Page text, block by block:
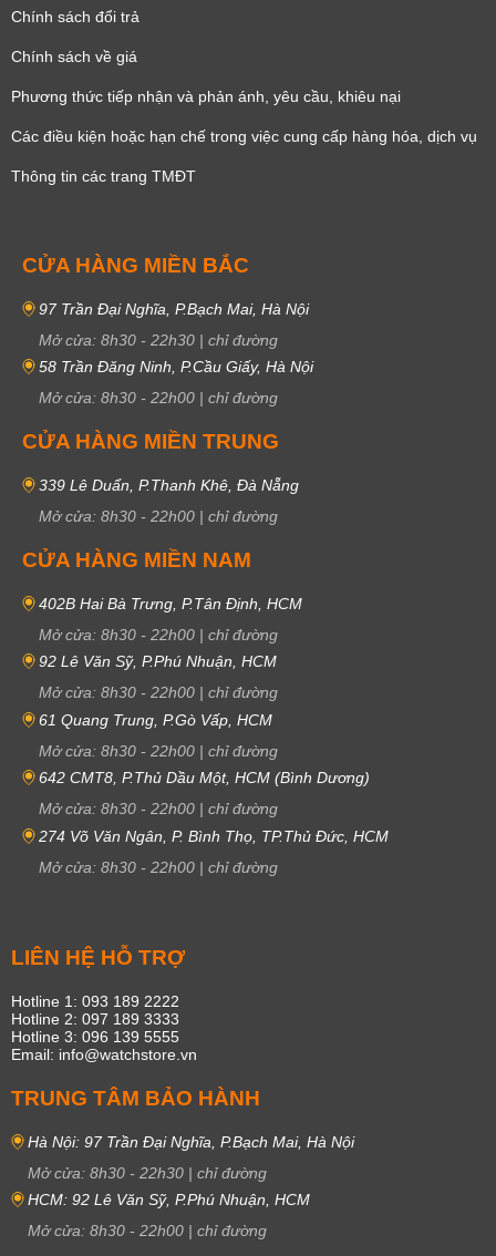
Chính sách đổi trả
Chính sách về giá
Phương thức tiếp nhận và phản ánh, yêu cầu, khiêu nại
Các điều kiện hoặc hạn chế trong việc cung cấp hàng hóa, dịch vụ
Thông tin các trang TMĐT
CỬA HÀNG MIỀN BẮC
97 Trần Đại Nghĩa, P.Bạch Mai, Hà Nội
Mở cửa: 8h30 - 22h30 | chỉ đường
58 Trần Đăng Ninh, P.Cầu Giấy, Hà Nội
Mở cửa: 8h30 - 22h00 | chỉ đường
CỬA HÀNG MIỀN TRUNG
339 Lê Duẩn, P.Thanh Khê, Đà Nẵng
Mở cửa: 8h30 - 22h00 | chỉ đường
CỬA HÀNG MIỀN NAM
402B Hai Bà Trưng, P.Tân Định, HCM
Mở cửa: 8h30 - 22h00 | chỉ đường
92 Lê Văn Sỹ, P.Phú Nhuận, HCM
Mở cửa: 8h30 - 22h00 | chỉ đường
61 Quang Trung, P.Gò Vấp, HCM
Mở cửa: 8h30 - 22h00 | chỉ đường
642 CMT8, P.Thủ Dầu Một, HCM (Bình Dương)
Mở cửa: 8h30 - 22h00 | chỉ đường
274 Võ Văn Ngân, P. Bình Thọ, TP.Thủ Đức, HCM
Mở cửa: 8h30 - 22h00 | chỉ đường
LIÊN HỆ HỖ TRỢ
Hotline 1: 093 189 2222
Hotline 2: 097 189 3333
Hotline 3: 096 139 5555
Email: info@watchstore.vn
TRUNG TÂM BẢO HÀNH
Hà Nội: 97 Trần Đại Nghĩa, P.Bạch Mai, Hà Nội
Mở cửa: 8h30 - 22h30 | chỉ đường
HCM: 92 Lê Văn Sỹ, P.Phú Nhuận, HCM
Mở cửa: 8h30 - 22h00 | chỉ đường